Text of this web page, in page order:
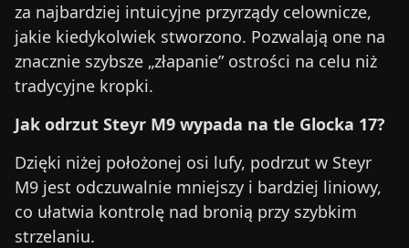
za najbardziej intuicyjne przyrządy celownicze,
jakie kiedykolwiek stworzono. Pozwalają one na
znacznie szybsze „złapanie” ostrości na celu niż
tradycyjne kropki.
Jak odrzut Steyr M9 wypada na tle Glocka 17?
Dzięki niżej położonej osi lufy, podrzut w Steyr
M9 jest odczuwalnie mniejszy i bardziej liniowy,
co ułatwia kontrolę nad bronią przy szybkim
strzelaniu.